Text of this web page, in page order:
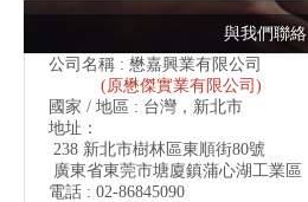
與我們聯絡
公司名稱 : 懋嘉興業有限公司
(原懋傑實業有限公司)
國家 / 地區 : 台灣，新北市
地址：
238 新北市樹林區東順街80號
廣東省東莞市塘廈鎮蒲心湖工業區
電話 : 02-86845090